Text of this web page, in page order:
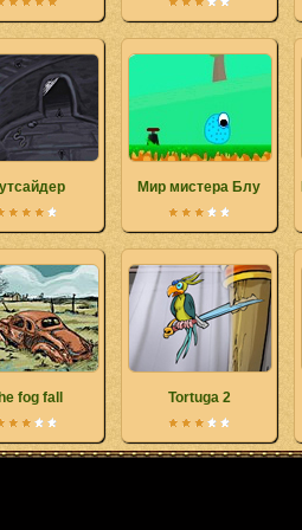
Мир мистера Блу
fog fall Tortuga 2